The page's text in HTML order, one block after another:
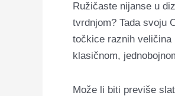
Ružičaste nijanse u
tvrdnjom? Tada svoju
točkice raznih
klasičnom,
Može li biti previše